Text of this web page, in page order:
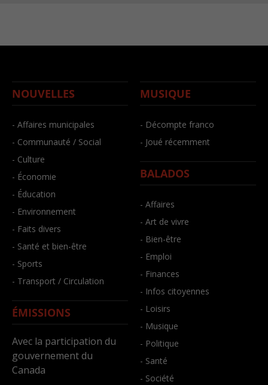
NOUVELLES
- Affaires municipales
- Communauté / Social
- Culture
- Économie
- Éducation
- Environnement
- Faits divers
- Santé et bien-être
- Sports
- Transport / Circulation
ÉMISSIONS
Avec la participation du
gouvernement du
Canada
MUSIQUE
- Décompte franco
- Joué récemment
BALADOS
- Affaires
- Art de vivre
- Bien-être
- Emploi
- Finances
- Infos citoyennes
- Loisirs
- Musique
- Politique
- Santé
- Société